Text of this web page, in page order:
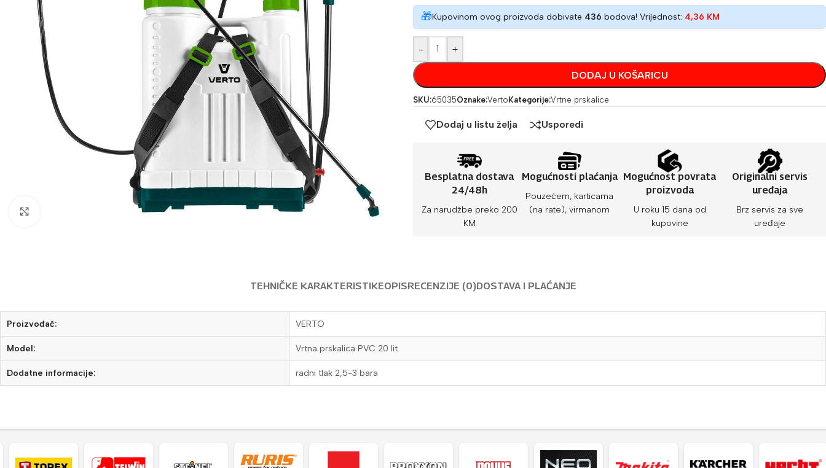
🎁Kupovinom ovog proizvoda dobivate 436 bodova! Vrijednost: 4,36 KM
- +
DODAJ U KOŠARICU
SKU:65035Oznake:Verto Kategorije:Vrtne prskalice
Dodaj u listu želja Usporedi
Besplatna dostava
24/48h
Za narudžbe preko 200
KM
Mogućnosti plaćanja
Pouzećem, karticama
(na rate), virmanom
Mogućnost povrata
proizvoda
U roku 15 dana od
kupovine
Originalni servis
uređaja
Brz servis za sve
uređaje
TEHNIČKE KARAKTERISTIKEOPISRECENZIJE (0)DOSTAVA I PLAĆANJE
Proizvođač: VERTO
Model: Vrtna prskalica PVC 20 lit
Dodatne informacije: radni tlak 2,5-3 bara